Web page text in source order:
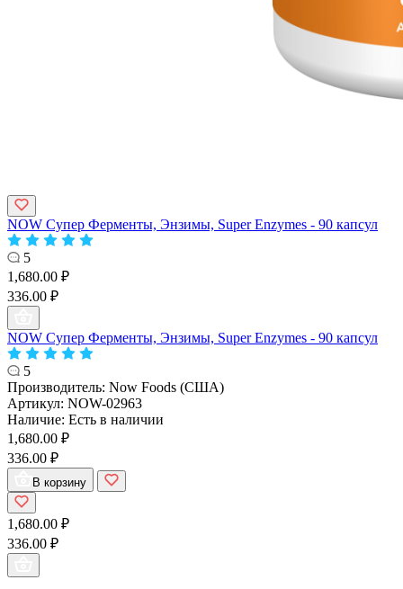
NOW Супер Ферменты, Энзимы, Super Enzymes - 90 капсул
5
1,680.00 ₽
336.00 ₽
NOW Супер Ферменты, Энзимы, Super Enzymes - 90 капсул
5
Производитель: Now Foods (США)
Артикул: NOW-02963
Наличие: Есть в наличии
1,680.00 ₽
336.00 ₽
В корзину
1,680.00 ₽
336.00 ₽